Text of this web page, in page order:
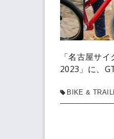
「名古屋サ
2023」に、
BIKE &